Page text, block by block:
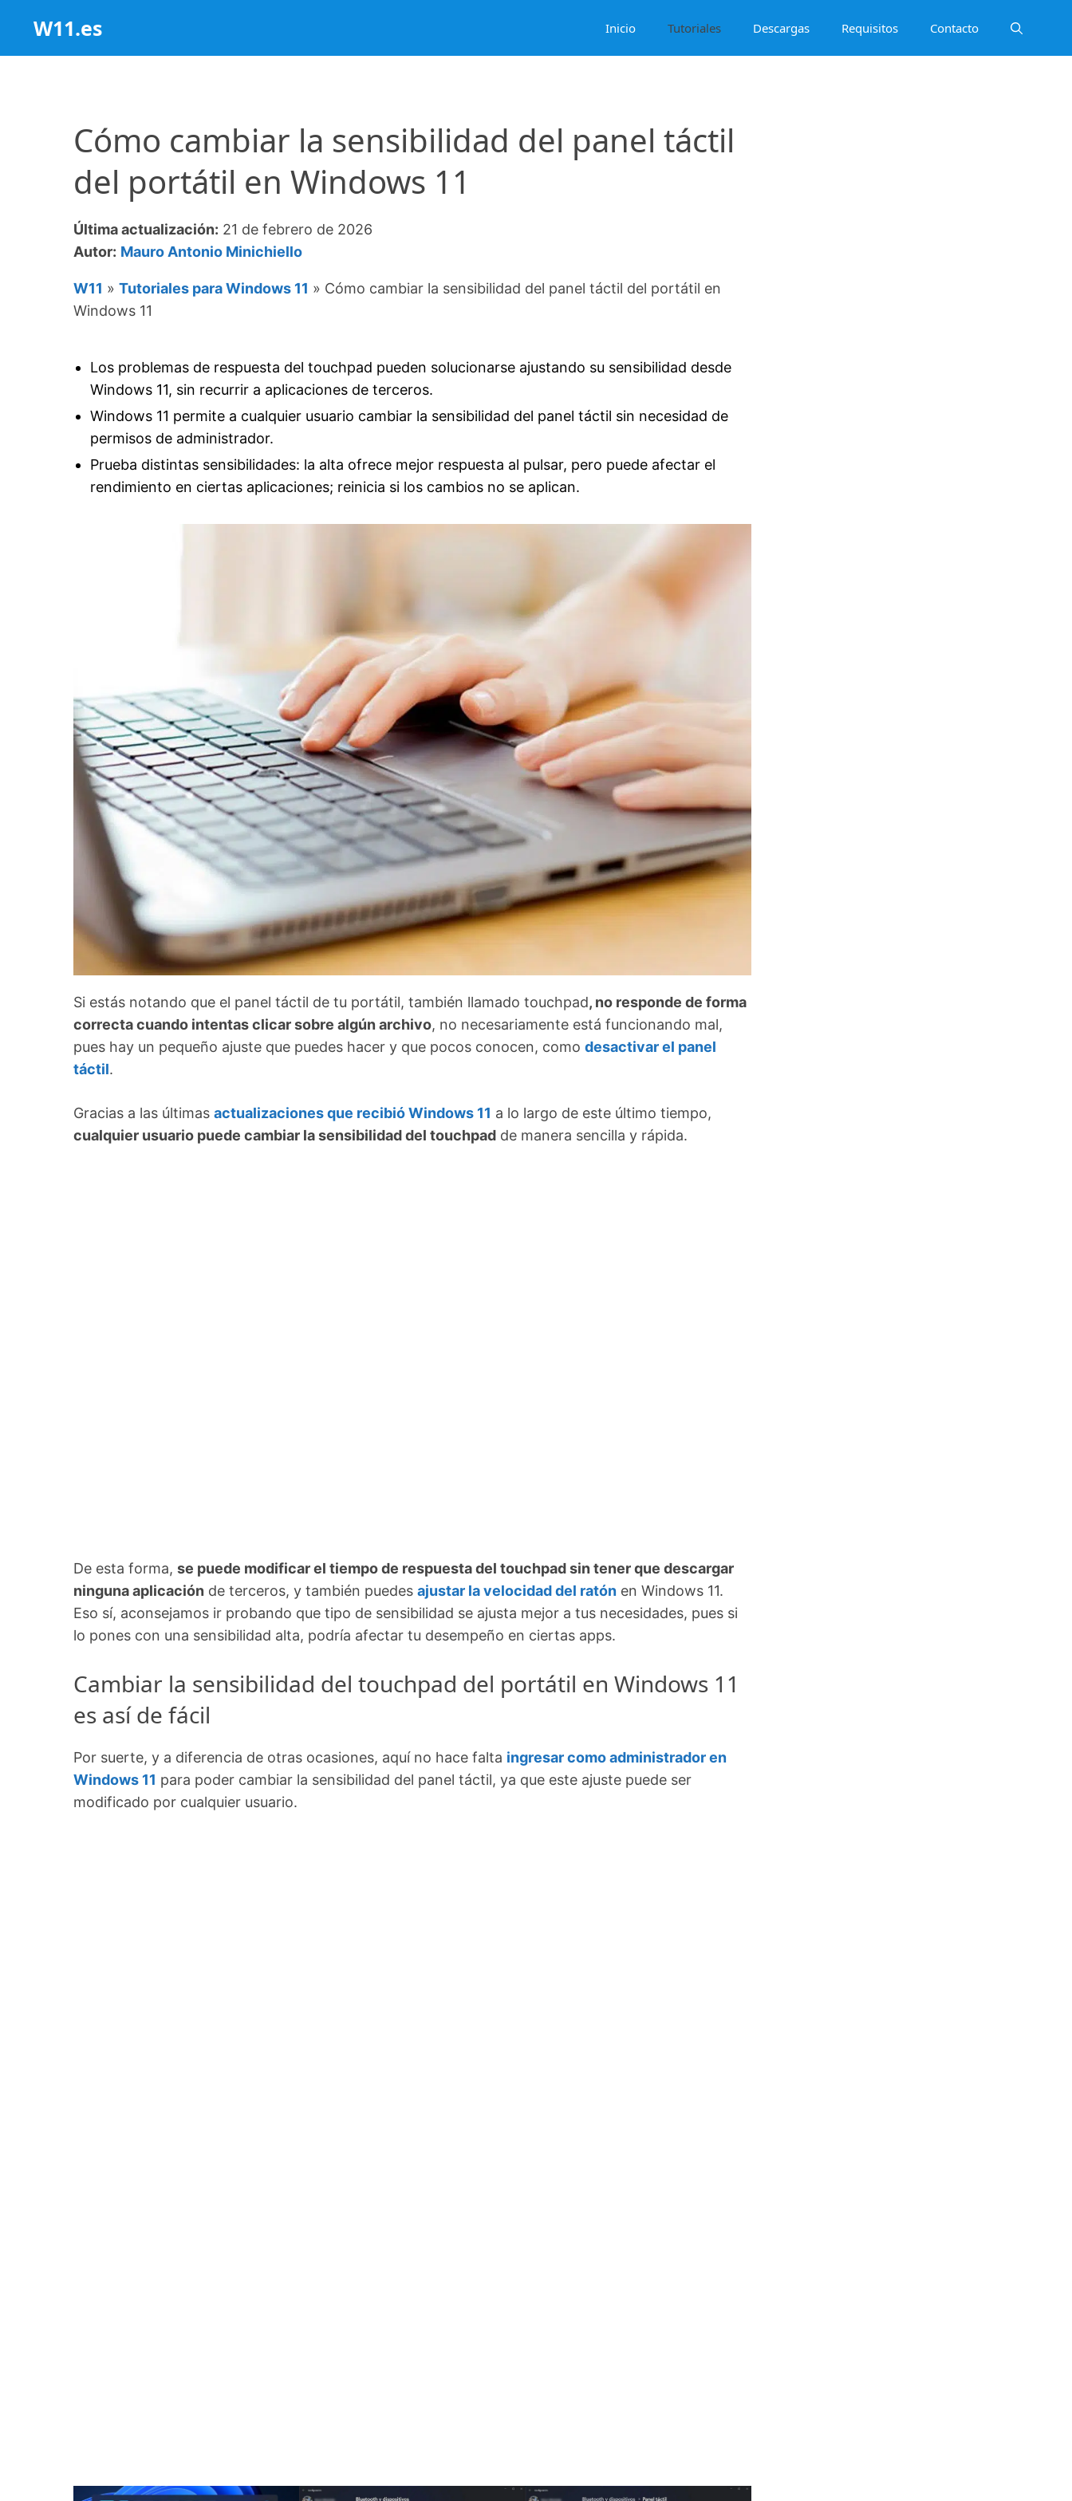
contenido
W11.es Inicio Tutoriales Descargas Requisitos Contacto
Cómo cambiar la sensibilidad del panel táctil
del portátil en Windows 11
Última actualización: 21 de febrero de 2026
Autor: Mauro Antonio Minichiello
W11 » Tutoriales para Windows 11 » Cómo cambiar la sensibilidad del panel táctil del portátil en
Windows 11
Los problemas de respuesta del touchpad pueden solucionarse ajustando su sensibilidad desde
Windows 11, sin recurrir a aplicaciones de terceros.
Windows 11 permite a cualquier usuario cambiar la sensibilidad del panel táctil sin necesidad de
permisos de administrador.
Prueba distintas sensibilidades: la alta ofrece mejor respuesta al pulsar, pero puede afectar el
rendimiento en ciertas aplicaciones; reinicia si los cambios no se aplican.
Si estás notando que el panel táctil de tu portátil, también llamado touchpad, no responde de forma
correcta cuando intentas clicar sobre algún archivo, no necesariamente está funcionando mal,
pues hay un pequeño ajuste que puedes hacer y que pocos conocen, como desactivar el panel
táctil.
Gracias a las últimas actualizaciones que recibió Windows 11 a lo largo de este último tiempo,
cualquier usuario puede cambiar la sensibilidad del touchpad de manera sencilla y rápida.
De esta forma, se puede modificar el tiempo de respuesta del touchpad sin tener que descargar
ninguna aplicación de terceros, y también puedes ajustar la velocidad del ratón en Windows 11.
Eso sí, aconsejamos ir probando que tipo de sensibilidad se ajusta mejor a tus necesidades, pues si
lo pones con una sensibilidad alta, podría afectar tu desempeño en ciertas apps.
Cambiar la sensibilidad del touchpad del portátil en Windows 11
es así de fácil
Por suerte, y a diferencia de otras ocasiones, aquí no hace falta ingresar como administrador en
Windows 11 para poder cambiar la sensibilidad del panel táctil, ya que este ajuste puede ser
modificado por cualquier usuario.